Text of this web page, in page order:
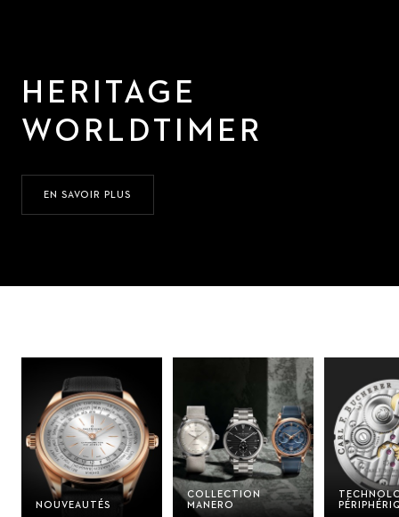
HERITAGE
WORLDTIMER
EN SAVOIR PLUS
NOUVEAUTÉS
COLLECTION
MANERO